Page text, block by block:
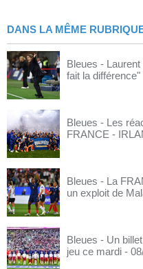
DANS LA MÊME
Bleues -
fait la différence"
Bleues - Les
FRANCE -
Bleues - La
un exploit de
Bleues - Un
jeu ce mardi -